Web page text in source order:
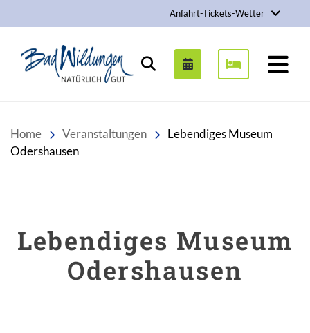
Anfahrt-Tickets-Wetter
Stadt Bad Wildungen
Suchen
Home Veranstaltungen
Lebendiges Museum
Odershausen
Lebendiges Museum
Odershausen